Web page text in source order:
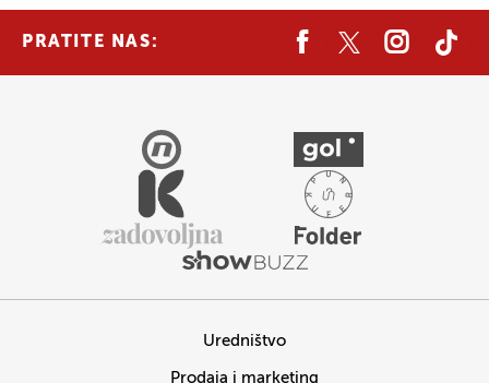
PRATITE NAS:
Uredništvo
Prodaja i marketing